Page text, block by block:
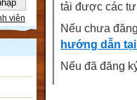
viên
tải được các
Nếu chưa
hướng dẫn
Nếu đã đăng